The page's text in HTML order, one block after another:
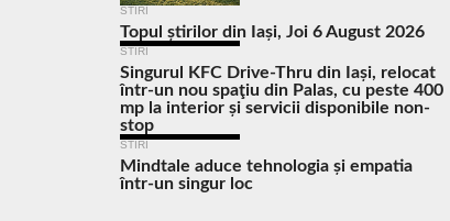
STIRI
Topul știrilor din Iași, Joi 6 August 2026
STIRI
Singurul KFC Drive-Thru din Iași, relocat
într-un nou spaţiu din Palas, cu peste 400
mp la interior și servicii disponibile non-
stop
STIRI
Mindtale aduce tehnologia și empatia
într-un singur loc